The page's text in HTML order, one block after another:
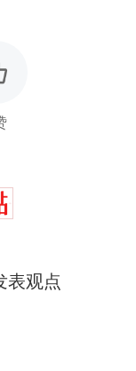
表观点
肉大王”称